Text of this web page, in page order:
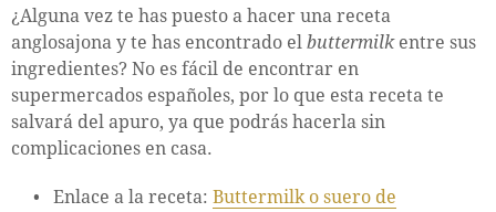
¿Alguna vez te has puesto a hacer una receta
anglosajona y te has encontrado el buttermilkentre sus
ingredientes? No es fácil de encontrar en
supermercados españoles, por lo que esta receta te
salvará del apuro, ya que podrás hacerla sin
complicaciones en casa.
Enlace a la receta: Buttermilk o suero de